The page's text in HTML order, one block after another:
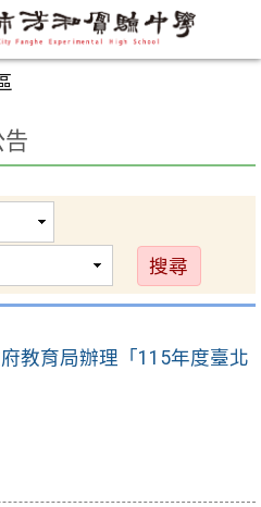
告
教育局辦理「115年度臺北